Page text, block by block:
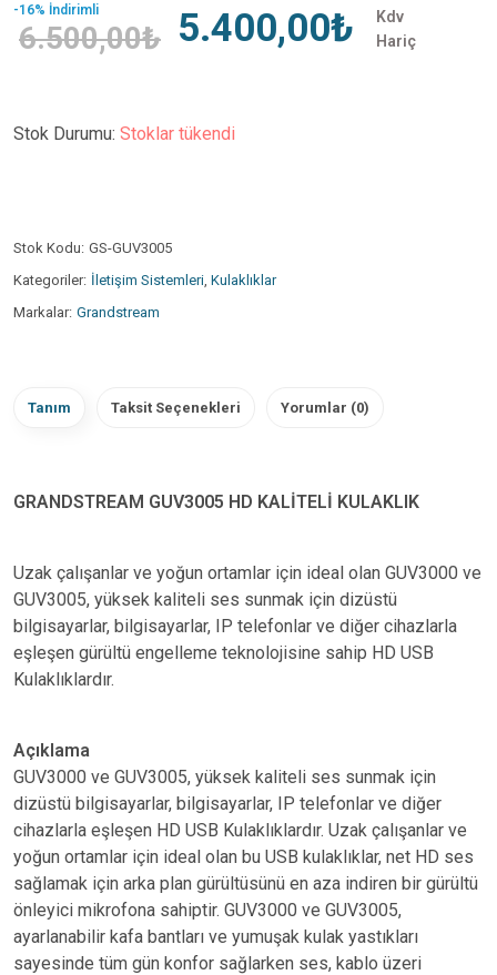
-16% İndirimli
6.500,00₺ 5.400,00₺
Kdv
Hariç
Stok Durumu: Stoklar tükendi
Stok Kodu: GS-GUV3005
Kategoriler: İletişim Sistemleri Kulaklıklar
Markalar: Grandstream
Tanım Taksit Seçenekleri Yorumlar (0)
GRANDSTREAM GUV3005 HD KALİTELİ KULAKLIK
Uzak çalışanlar ve yoğun ortamlar için ideal olan GUV3000 ve
GUV3005, yüksek kaliteli ses sunmak için dizüstü
bilgisayarlar, bilgisayarlar, IP telefonlar ve diğer cihazlarla
eşleşen gürültü engelleme teknolojisine sahip HD USB
Kulaklıklardır.
Açıklama
GUV3000 ve GUV3005, yüksek kaliteli ses sunmak için
dizüstü bilgisayarlar, bilgisayarlar, IP telefonlar ve diğer
cihazlarla eşleşen HD USB Kulaklıklardır. Uzak çalışanlar ve
yoğun ortamlar için ideal olan bu USB kulaklıklar, net HD ses
sağlamak için arka plan gürültüsünü en aza indiren bir gürültü
önleyici mikrofona sahiptir. GUV3000 ve GUV3005,
ayarlanabilir kafa bantları ve yumuşak kulak yastıkları
sayesinde tüm gün konfor sağlarken ses, kablo üzeri